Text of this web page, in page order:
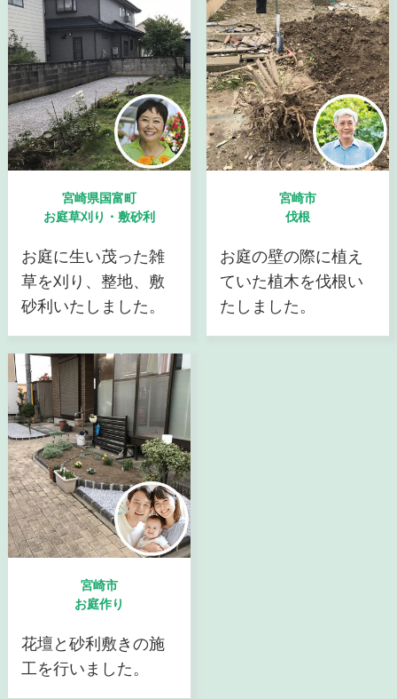
宮崎県国富町
お庭草刈り・敷砂利
お庭に生い茂った雑
草を刈り、整地、敷
砂利いたしました。
宮崎市
伐根
お庭の壁の際に植え
ていた植木を伐根い
たしました。
宮崎市
お庭作り
花壇と砂利敷きの施
工を行いました。